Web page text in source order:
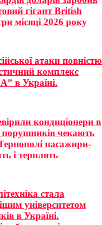
гігант British
місяці 2026 року
атаки повністю
комплекс
в Україні.
кондиціонери в
порушників чекають
пасажири-
і терплять
стала
університетом
в Україні.